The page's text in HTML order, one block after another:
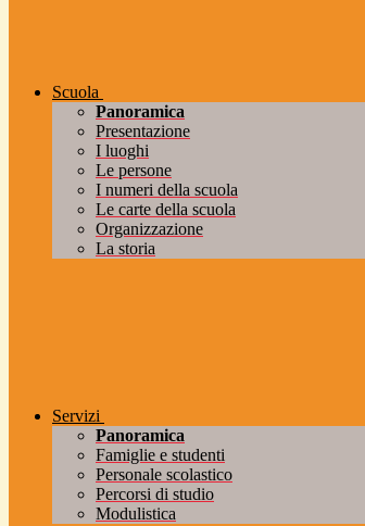
Scuola
Panoramica
Presentazione
I luoghi
Le persone
I numeri della scuola
Le carte della scuola
Organizzazione
La storia
Servizi
Panoramica
Famiglie e studenti
Personale scolastico
Percorsi di studio
Modulistica